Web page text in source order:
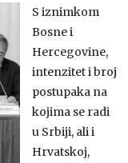
S iznimkom
Bosne i
Hercegovine,
intenzitet i broj
postupaka na
kojima se radi
u Srbiji, ali i
Hrvatskoj,